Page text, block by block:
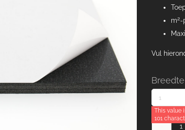
m2-
Vul
Breedte
This value
101